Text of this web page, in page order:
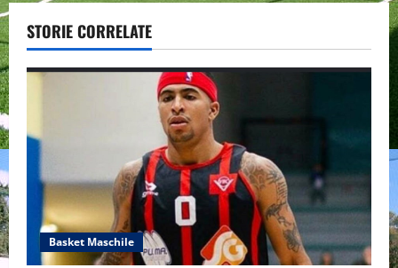
v
i
a
STORIE CORRELATE
Basket Maschile